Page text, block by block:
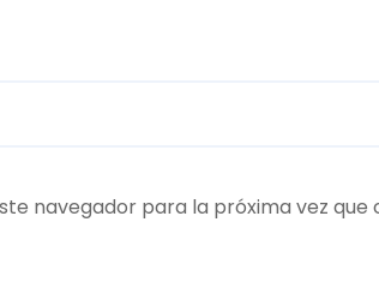
navegador para la próxima vez que